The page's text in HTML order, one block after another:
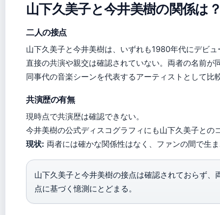
山下久美子と今井美樹の関係は
二人の接点
山下久美子と今井美樹は、いずれも1980年代にデビ
直接の共演や親交は確認されていない。両者の名前が
同事代の音楽シーンを代表するアーティストとして比
共演歴の有無
現時点で共演歴は確認できない。
今井美樹の公式ディスコグラフィにも山下久美子との
現状: 両者には確かな関係性はなく、ファンの間で生
山下久美子と今井美樹の接点は確認されておらず
点に基づく憶測にとどまる。